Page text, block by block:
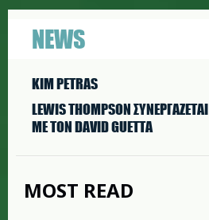
NEWS
KIM PETRAS
LEWIS THOMPSON ΣΥΝΕΡΓAΖΕΤΑΙ
ΜΕ ΤΟΝ DAVID GUETTA
MOST READ